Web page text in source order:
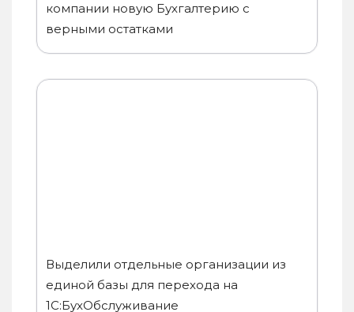
компании новую Бухгалтерию с
верными остатками
Выделили отдельные организации из
единой базы для перехода на
1С:БухОбслуживание